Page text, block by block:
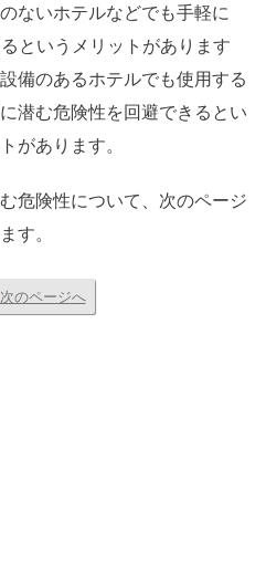
ないホテルなどでも手軽に
というメリットがあります
備のあるホテルでも使用する
潜む危険性を回避できるとい
があります。
危険性について、次のページ
す。
次のページへ